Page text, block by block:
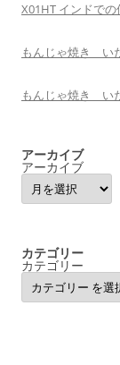
X01HT インドでの
もんじゃ焼き い
もんじゃ焼き い
アーカイブ
アーカイブ
カテゴリー
カテゴリー